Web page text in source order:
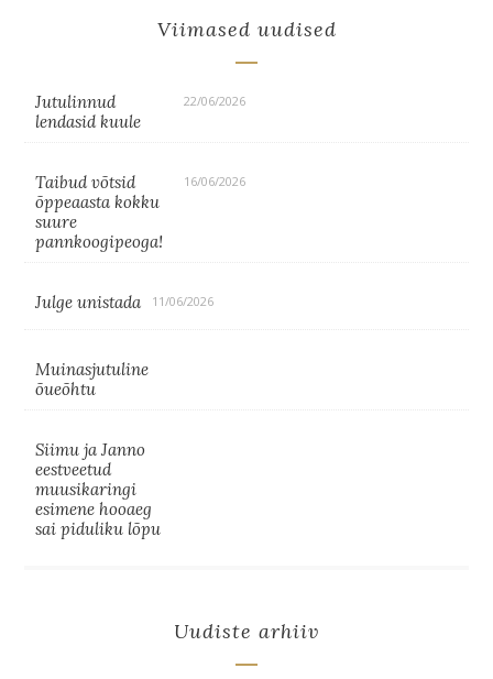
Viimased uudised
Jutulinnud
lendasid kuule
22/06/2026
Taibud võtsid
õppeaasta kokku
suure
pannkoogipeoga!
16/06/2026
Julge unistada 11/06/2026
Muinasjutuline
õueõhtu
Siimu ja Janno
eestveetud
muusikaringi
esimene hooaeg
sai piduliku lõpu
Uudiste arhiiv